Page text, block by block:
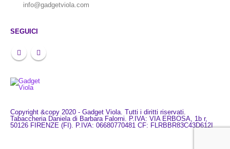
info@gadgetviola.com
SEGUICI
Copyright &copy 2020 - Gadget Viola. Tutti i diritti riservati.
Tabaccheria Daniela di Barbara Falorni. P.IVA: VIA ERBOSA, 1b r,
50126 FIRENZE (FI). P.IVA: 06680770481 CF: FLRBBR83C43D612I